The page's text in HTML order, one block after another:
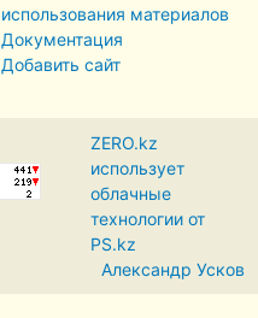
использования материалов
Документация
Добавить сайт
ZERO.kz
использует
облачные
технологии от
PS.kz
Александр Усков